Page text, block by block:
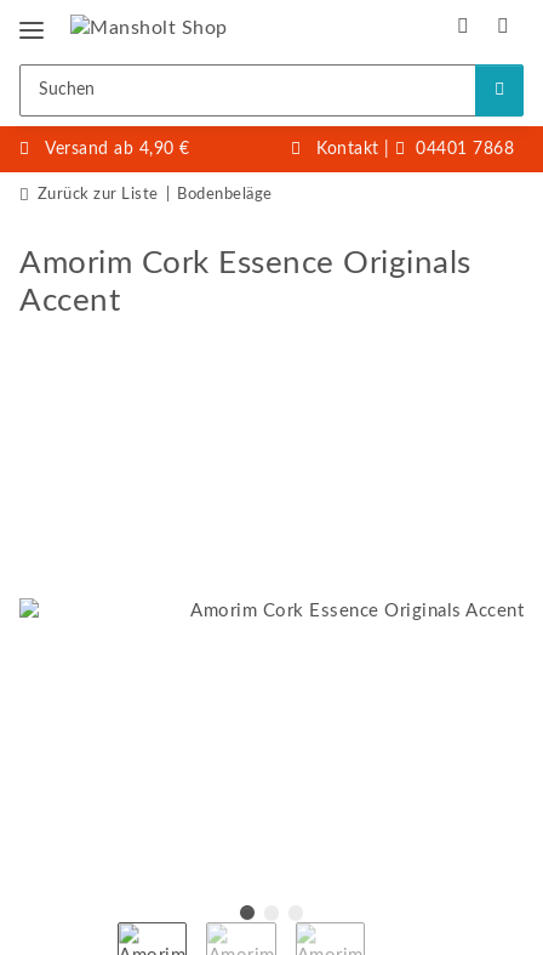
Versand ab 4,90 € Kontakt 04401 7868
Zurück zur Liste Bodenbeläge
Amorim Cork Essence Originals
Accent